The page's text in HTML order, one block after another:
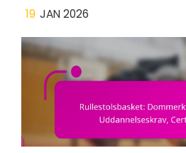
19 JAN 2026